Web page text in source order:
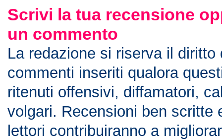
Scrivi la tua recensione
un commento
La redazione si riserva il diritto
commenti inseriti qualora
ritenuti offensivi, diffamatori,
volgari. Recensioni ben scritte
lettori contribuiranno a